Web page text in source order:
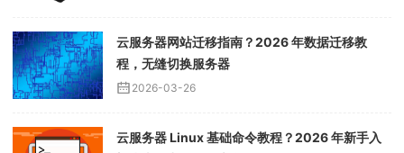
云服务器网站迁移指南？2026 年数据迁移教
程，无缝切换服务器
2026-03-26
云服务器 Linux 基础命令教程？2026 年新手入